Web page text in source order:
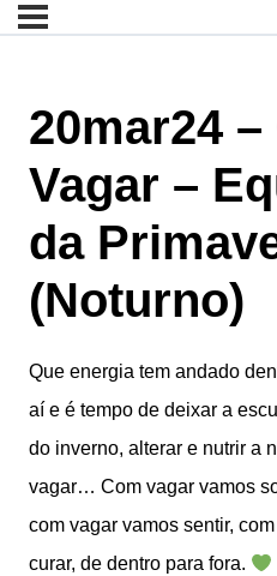
20mar24 –
Vagar –
da
(Noturno)
Que energia tem andado
aí e é tempo de deixar a
do inverno, alterar e nutrir a
vagar… Com vagar vamos
com vagar vamos sentir,
curar, de dentro para fora.